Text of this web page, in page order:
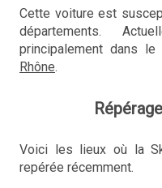
Cette voiture est
départements.
principalement dans le
Rhône.
Voici les lieux où la
repérée récemment.